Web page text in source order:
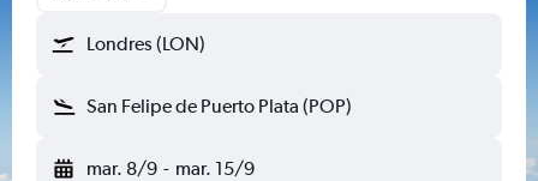
Londres (LON)
San Felipe de Puerto Plata (POP)
mar. 8/9 - mar. 15/9